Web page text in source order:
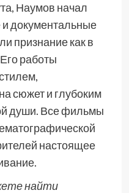
Наумов начал
и документальные
признание как в
работы
сюжет и глубоким
души. Все фильмы
настоящее
найти